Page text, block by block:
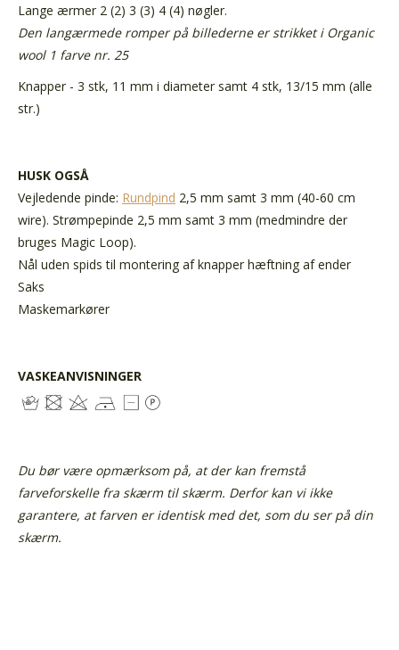
Lange ærmer 2 (2) 3 (3) 4 (4) nøgler.
Den langærmede romper på billederne er strikket i Organic
wool 1 farve nr. 25
Knapper - 3 stk, 11 mm i diameter samt 4 stk, 13/15 mm (alle
str.)
HUSK OGSÅ
Vejledende pinde: Rundpind 2,5 mm samt 3 mm (40-60 cm
wire). Strømpepinde 2,5 mm samt 3 mm (medmindre der
bruges Magic Loop).
Nål uden spids til montering af knapper hæftning af ender
Saks
Maskemarkører
VASKEANVISNINGER
Du bør være opmærksom på, at der kan fremstå
farveforskelle fra skærm til skærm. Derfor kan vi ikke
garantere, at farven er identisk med det, som du ser på din
skærm.